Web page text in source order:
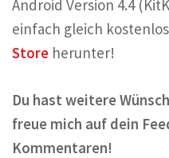
Android Version 4.4
einfach gleich
Store herunter!
Du hast weitere
freue mich auf dein
Kommentaren!